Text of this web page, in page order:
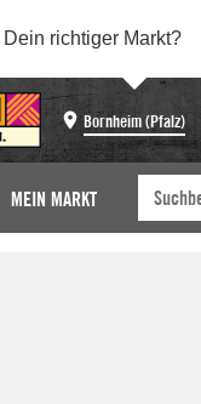
Dein richtiger Markt?
Bornheim (Pfalz)
MEIN MARKT